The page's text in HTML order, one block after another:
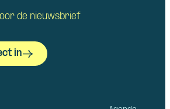
de nieuwsbrief
in